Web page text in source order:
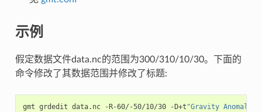
示例
假定数据文件data.nc的范围为300/310/10/30。下面的
命令修改了其数据范围并修改了标题:
gmt grdedit data.nc -R-60/-50/10/30 -D+t "Gravity